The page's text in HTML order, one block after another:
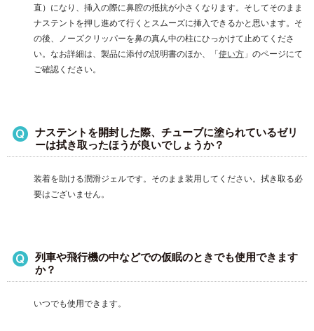
直）になり、挿入の際に鼻腔の抵抗が小さくなります。そしてそのまま
ナステントを押し進めて行くとスムーズに挿入できるかと思います。そ
の後、ノーズクリッパーを鼻の真ん中の柱にひっかけて止めてくださ
い。なお詳細は、製品に添付の説明書のほか、「 使い方 」のページにて
ご確認ください。
ナステントを開封した際、チューブに塗られているゼリ
ーは拭き取ったほうが良いでしょうか？
装着を助ける潤滑ジェルです。そのまま装用してください。拭き取る必
要はございません。
列車や飛行機の中などでの仮眠のときでも使用できます
か？
いつでも使用できます。